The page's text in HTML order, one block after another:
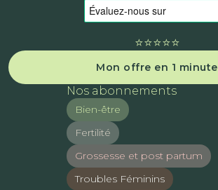
⭐️⭐️⭐️⭐️⭐️
Mon offre en 1 minute
Nos abonnements
Bien-être
Fertilité
Grossesse et post partum
Troubles Féminins